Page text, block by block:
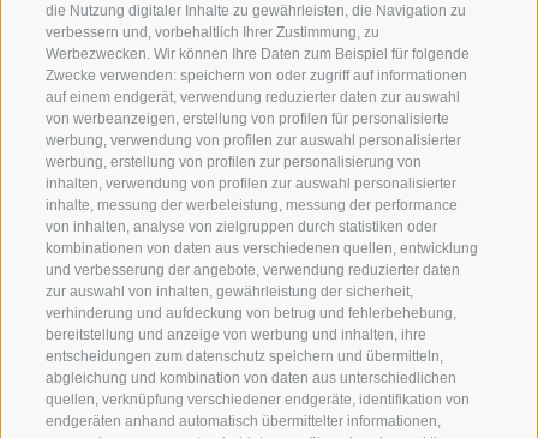
die Nutzung digitaler Inhalte zu gewährleisten, die Navigation zu
verbessern und, vorbehaltlich Ihrer Zustimmung, zu
Werbezwecken. Wir können Ihre Daten zum Beispiel für folgende
Zwecke verwenden: speichern von oder zugriff auf informationen
auf einem endgerät, verwendung reduzierter daten zur auswahl
von werbeanzeigen, erstellung von profilen für personalisierte
werbung, verwendung von profilen zur auswahl personalisierter
werbung, erstellung von profilen zur personalisierung von
inhalten, verwendung von profilen zur auswahl personalisierter
inhalte, messung der werbeleistung, messung der performance
von inhalten, analyse von zielgruppen durch statistiken oder
kombinationen von daten aus verschiedenen quellen, entwicklung
und verbesserung der angebote, verwendung reduzierter daten
zur auswahl von inhalten, gewährleistung der sicherheit,
verhinderung und aufdeckung von betrug und fehlerbehebung,
bereitstellung und anzeige von werbung und inhalten, ihre
entscheidungen zum datenschutz speichern und übermitteln,
abgleichung und kombination von daten aus unterschiedlichen
quellen, verknüpfung verschiedener endgeräte, identifikation von
endgeräten anhand automatisch übermittelter informationen,
info@gsieser-tal.com
+39 0474 978 436
Tourismusgenossenschaft Gsiesertal - Welsberg - Taisten in
Südtirol
St. Martin 10a I-39030 Gsiesertal
Sei jederzeit informiert und up to date!
NEWSLETTER